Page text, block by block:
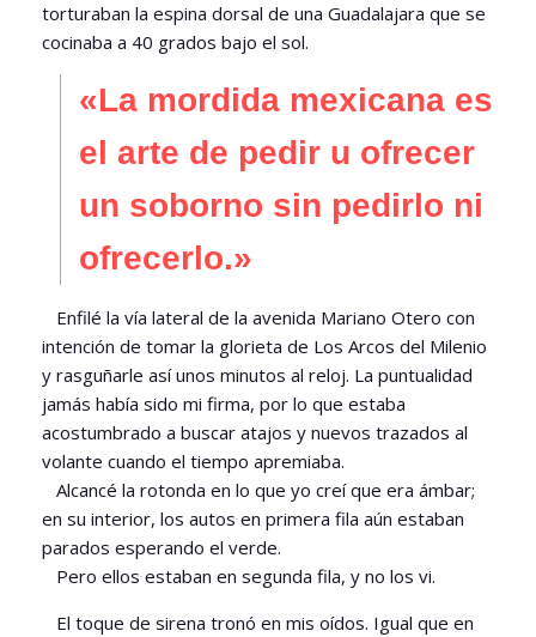
torturaban la espina dorsal de una Guadalajara que se
cocinaba a 40 grados bajo el sol.
«La mordida mexicana es
el arte de pedir u ofrecer
un soborno sin pedirlo ni
ofrecerlo.»
Enfilé la vía lateral de la avenida Mariano Otero con
intención de tomar la glorieta de Los Arcos del Milenio
y rasguñarle así unos minutos al reloj. La puntualidad
jamás había sido mi firma, por lo que estaba
acostumbrado a buscar atajos y nuevos trazados al
volante cuando el tiempo apremiaba.
Alcancé la rotonda en lo que yo creí que era ámbar;
en su interior, los autos en primera fila aún estaban
parados esperando el verde.
Pero ellos estaban en segunda fila, y no los vi.
El toque de sirena tronó en mis oídos. Igual que en